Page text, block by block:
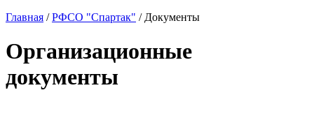
Главная /РФСО "Спартак" / Документы
Организационные
документы